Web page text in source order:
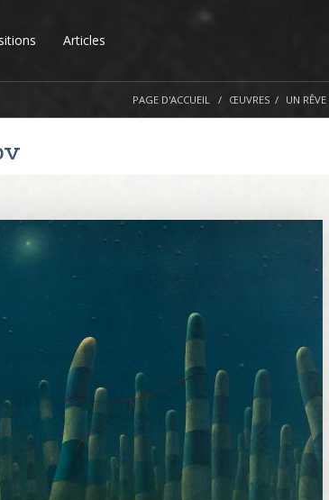
Articles
PAGE D'ACCUEIL ŒUVRES UN RÊVE